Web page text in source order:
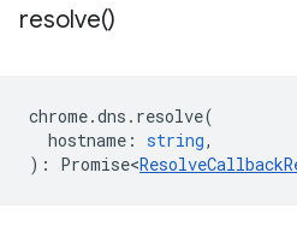
resolve()
chrome.dns . resolve(
hostname : string,
) : Promise<